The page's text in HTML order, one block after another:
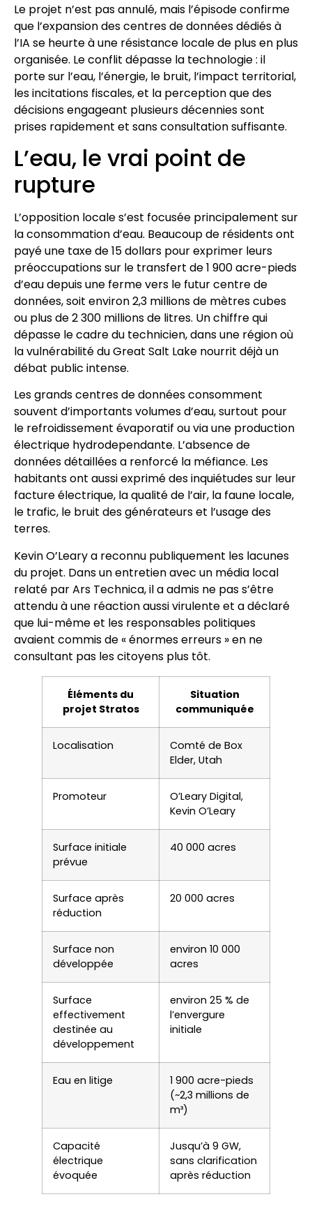
Le projet n’est pas annulé, mais l’épisode confirme
que l’expansion des centres de données dédiés à
l’IA se heurte à une résistance locale de plus en plus
organisée. Le conflit dépasse la technologie : il
porte sur l’eau, l’énergie, le bruit, l’impact territorial,
les incitations fiscales, et la perception que des
décisions engageant plusieurs décennies sont
prises rapidement et sans consultation suffisante.
L’eau, le vrai point de
rupture
L’opposition locale s’est focusée principalement sur
la consommation d’eau. Beaucoup de résidents ont
payé une taxe de 15 dollars pour exprimer leurs
préoccupations sur le transfert de 1 900 acre-pieds
d’eau depuis une ferme vers le futur centre de
données, soit environ 2,3 millions de mètres cubes
ou plus de 2 300 millions de litres. Un chiffre qui
dépasse le cadre du technicien, dans une région où
la vulnérabilité du Great Salt Lake nourrit déjà un
débat public intense.
Les grands centres de données consomment
souvent d’importants volumes d’eau, surtout pour
le refroidissement évaporatif ou via une production
électrique hydrodependante. L’absence de
données détaillées a renforcé la méfiance. Les
habitants ont aussi exprimé des inquiétudes sur leur
facture électrique, la qualité de l’air, la faune locale,
le trafic, le bruit des générateurs et l’usage des
terres.
Kevin O’Leary a reconnu publiquement les lacunes
du projet. Dans un entretien avec un média local
relaté par Ars Technica, il a admis ne pas s’être
attendu à une réaction aussi virulente et a déclaré
que lui-même et les responsables politiques
avaient commis de « énormes erreurs » en ne
consultant pas les citoyens plus tôt.
Éléments du
projet Stratos
Situation
communiquée
Localisation
Comté de Box
Elder, Utah
Promoteur
O’Leary Digital,
Kevin O’Leary
Surface initiale
prévue
40 000 acres
Surface après
réduction
20 000 acres
Surface non
développée
environ 10 000
acres
Surface
effectivement
destinée au
développement
environ 25 % de
l’envergure
initiale
Eau en litige
1 900 acre-pieds
(~2,3 millions de
m³)
Capacité
électrique
évoquée
Jusqu’à 9 GW,
sans clarification
après réduction